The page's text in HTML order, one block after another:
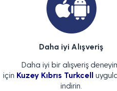
Daha iyi Alışveriş
Daha iyi bir alışveriş
için Kuzey Kıbrıs Turkcell
indirin.